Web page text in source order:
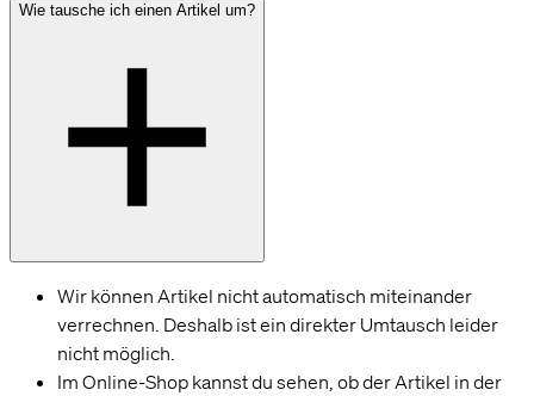
Wie tausche ich einen Artikel um?
Wir können Artikel nicht automatisch miteinander
verrechnen. Deshalb ist ein direkter Umtausch leider
nicht möglich.
Im Online-Shop kannst du sehen, ob der Artikel in der